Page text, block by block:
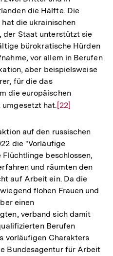
die Hälfte. Die
die ukrainischen
der Staat unterstützt sie
bürokratische Hürden
vor allem in Berufen
aber beispielsweise
für die das
die europäischen
hat. Zur
der
Fußnote
[22]
auf den russischen
die "Vorläufige
beschlossen,
und räumten den
auf Arbeit ein. Da die
flohen Frauen und
einen
verband sich damit
Berufen
vorläufigen Charakters
Bundesagentur für Arbeit